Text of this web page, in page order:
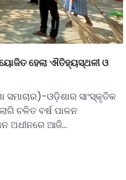
ହେଲା ଐତିହ୍ୟସ୍ଥଳୀ ଓ
ଓଡ଼ିଶାର ସାଂସ୍କୃତିକ
ଚଳିତ ବର୍ଷ ପାଳନ
ଅଧୀନରେ ଆଜି…